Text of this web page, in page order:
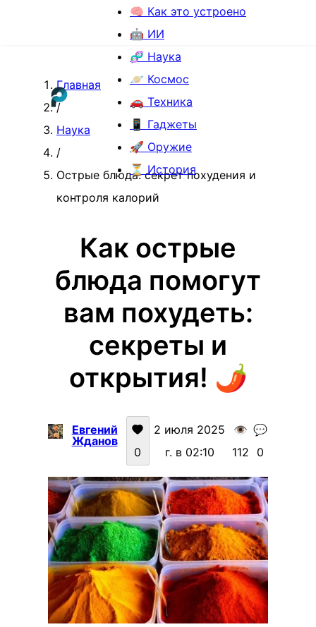
🧠 Как это устроено
🤖 ИИ
🧬 Наука
🪐 Космос
🚗 Техника
📱 Гаджеты
🚀 Оружие
⏳ История
Главная
/
Наука
/
Острые блюда: секрет похудения и
контроля калорий
Как острые
блюда помогут
вам похудеть:
секреты и
открытия! 🌶️
Евгений
Жданов
0
2 июля 2025
г. в 02:10
👁️
112
💬
0